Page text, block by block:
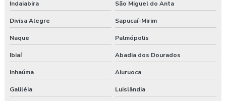
Indaiabira São Miguel do Anta
Divisa Alegre Sapucaí-Mirim
Naque Palmópolis
Ibiaí Abadia dos Dourados
Inhaúma Aiuruoca
Galiléia Luislândia